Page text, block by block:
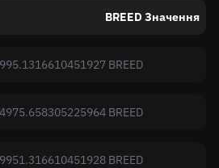
BREED Значення
995.1316610451927 BREED
4975.658305225964 BREED
9951.316610451928 BREED